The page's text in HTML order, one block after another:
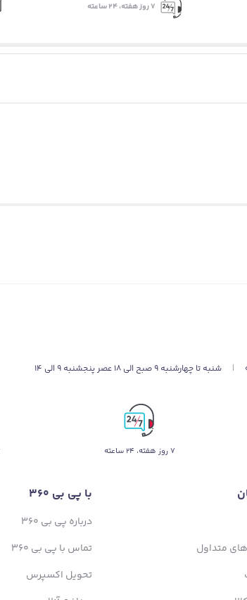
۷ روز ﻫﻔﺘﻪ، ۲۴ ﺳﺎﻋﺘﻪ
| شنبه تا چهارشنبه 9 صبح الی 18 عصر پنجشنبه 9 الی 14
۷ روز ﻫﻔﺘﻪ، ۲۴ ﺳﺎﻋﺘﻪ
متداول
با پی بی 360
درباره پی بی 360
تماس با پی بی 360
تحویل اکسپرس